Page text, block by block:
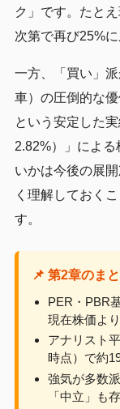
ク」です。たと
次第で再び25%
一方、「買い」
車）の圧倒的な
という安定した
2.82%）」によ
いかは今後の展
く理解しておく
す。
📌 第2章のま
PER・PBR
現在株価よ
アナリスト
時点）で約
強気が多数
「中立」も